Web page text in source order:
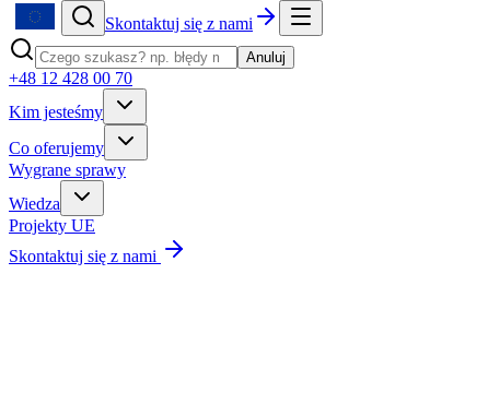
Skontaktuj się z nami
Anuluj
+48 12 428 00 70
Kim jesteśmy
Co oferujemy
Wygrane sprawy
Wiedza
Projekty UE
Skontaktuj się z nami